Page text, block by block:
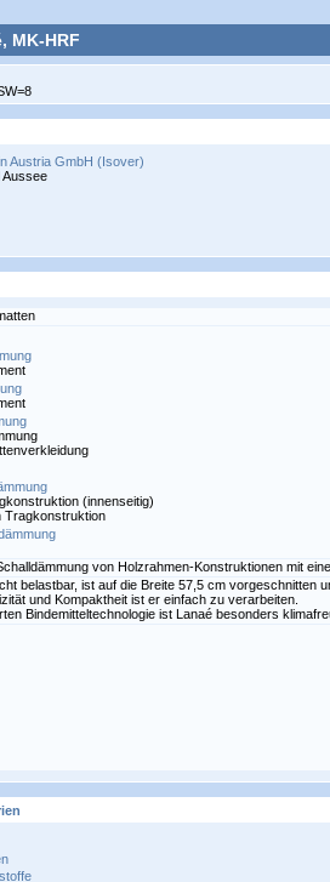
MK-HRF
Austria GmbH (Isover)
Aussee
(innenseitig)
Tragkonstruktion
von Holzrahmen-Konstruktionen mit
belastbar, ist auf die Breite 57,5 cm vorgeschnitten
und Kompaktheit ist er einfach zu verarbeiten.
Bindemitteltechnologie ist Lanaé besonders